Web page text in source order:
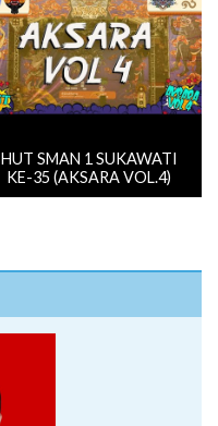
HUT SMAN 1 SUKAWATI
KE-35 (AKSARA VOL.4)